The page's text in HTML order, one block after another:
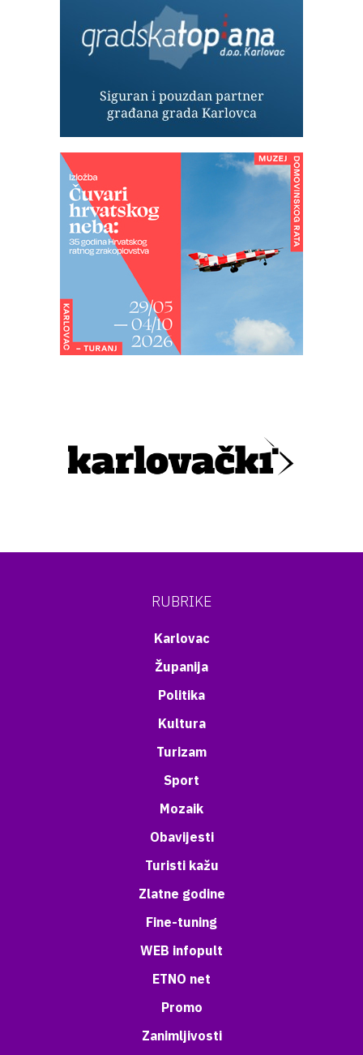
RUBRIKE
Karlovac
Županija
Politika
Kultura
Turizam
Sport
Mozaik
Obavijesti
Turisti kažu
Zlatne godine
Fine-tuning
WEB infopult
ETNO net
Promo
Zanimljivosti